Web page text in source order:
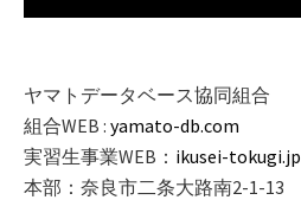
ヤマトデータベース協同組合
組合WEB : yamato-db.com
実習生事業WEB： ikusei-tokugi.jp
本部：奈良市二条大路南2-1-13